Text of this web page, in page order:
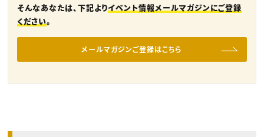
そんなあなたは、下記よりイベント情報メールマガジンにご登録
ください。
メールマガジンご登録はこちら